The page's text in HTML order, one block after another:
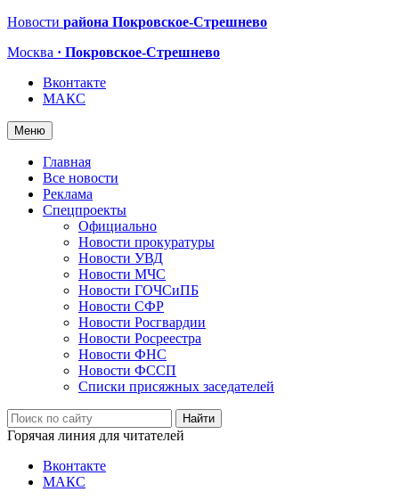
Новости района Покровское-Стрешнево
Москва · Покровское-Стрешнево
Вконтакте
МАКС
Меню
Главная
Все новости
Реклама
Спецпроекты
Официально
Новости прокуратуры
Новости УВД
Новости МЧС
Новости ГОЧСиПБ
Новости СФР
Новости Росгвардии
Новости Росреестра
Новости ФНС
Новости ФССП
Списки присяжных заседателей
Горячая линия для читателей
Вконтакте
МАКС